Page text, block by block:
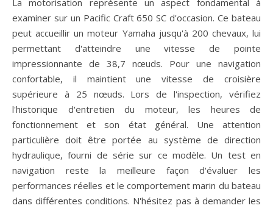
La motorisation représente un aspect fondamental à
examiner sur un Pacific Craft 650 SC d'occasion. Ce bateau
peut accueillir un moteur Yamaha jusqu'à 200 chevaux, lui
permettant d'atteindre une vitesse de pointe
impressionnante de 38,7 nœuds. Pour une navigation
confortable, il maintient une vitesse de croisière
supérieure à 25 nœuds. Lors de l'inspection, vérifiez
l'historique d'entretien du moteur, les heures de
fonctionnement et son état général. Une attention
particulière doit être portée au système de direction
hydraulique, fourni de série sur ce modèle. Un test en
navigation reste la meilleure façon d'évaluer les
performances réelles et le comportement marin du bateau
dans différentes conditions. N'hésitez pas à demander les